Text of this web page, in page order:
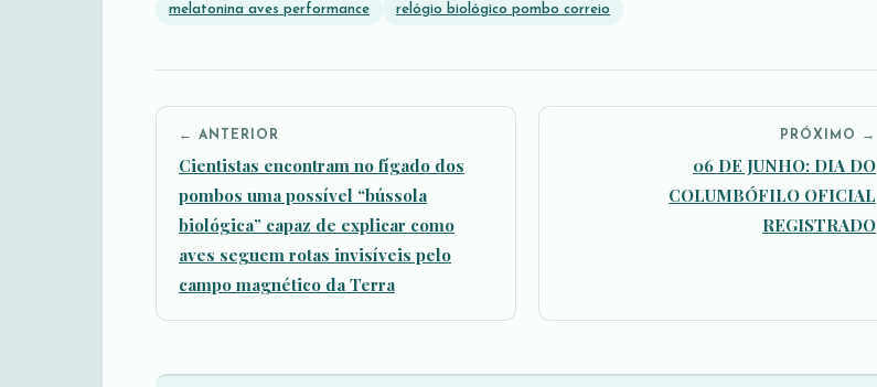
melatonina aves performance relógio biológico pombo correio
← ANTERIOR
Cientistas encontram no fígado dos
pombos uma possível “bússola
biológica” capaz de explicar como
aves seguem rotas invisíveis pelo
campo magnético da Terra
PRÓXIMO →
06 DE JUNHO: DIA DO
COLUMBÓFILO OFICIAL
REGISTRADO